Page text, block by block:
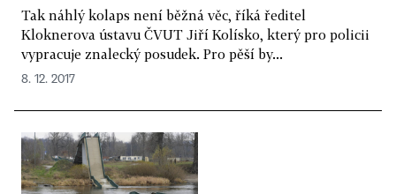
Tak náhlý kolaps není běžná věc, říká ředitel
Kloknerova ústavu ČVUT Jiří Kolísko, který pro policii
vypracuje znalecký posudek. Pro pěší by...
8. 12. 2017